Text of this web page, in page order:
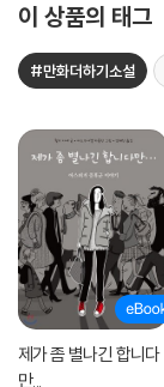
이 상품의 태그
#만화더하기소설
제가 좀 별나긴 합니다
만...